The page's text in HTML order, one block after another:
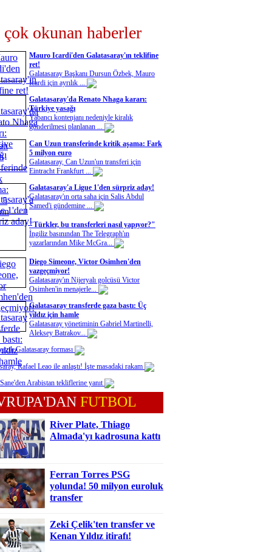
çok okunan haberler
Mauro Icardi'den Galatasaray'ın teklifine
ret!
Galatasaray Başkanı Dursun Özbek, Mauro
Icardi için ayrılık ...
Galatasaray'da Renato Nhaga kararı:
Türkiye yasağı
Yabancı kontenjanı nedeniyle kiralık
gönderilmesi planlanan ...
Can Uzun transferinde kritik aşama: Fark
5 milyon euro
Galatasaray, Can Uzun'un transferi için
Eintracht Frankfurt ...
Galatasaray'a Ligue 1'den sürpriz aday!
Galatasaray'ın orta saha için Salis Abdul
Samed'i gündemine ...
"Türkler, bu transferleri nasıl yapıyor?"
İngiliz basınından The Telegraph'ın
yazarlarından Mike McGra...
Diego Simeone, Victor Osimhen'den
vazgeçmiyor!
Galatasaray'ın Nijeryalı golcüsü Victor
Osimhen'in menajerle...
Galatasaray transferde gaza bastı: Üç
yıldız için hamle
Galatasaray yönetiminin Gabriel Martinelli,
Aleksey Batrakov...
Galatasaray forması
Rafael Leao ile anlaştı! İşte masadaki rakam
Arabistan tekliflerine yanıt
FUTBOL
River Plate, Thiago
Almada'yı kadrosuna kattı
Ferran Torres PSG
yolunda! 50 milyon euroluk
transfer
Zeki Çelik'ten transfer ve
Kenan Yıldız itirafı!